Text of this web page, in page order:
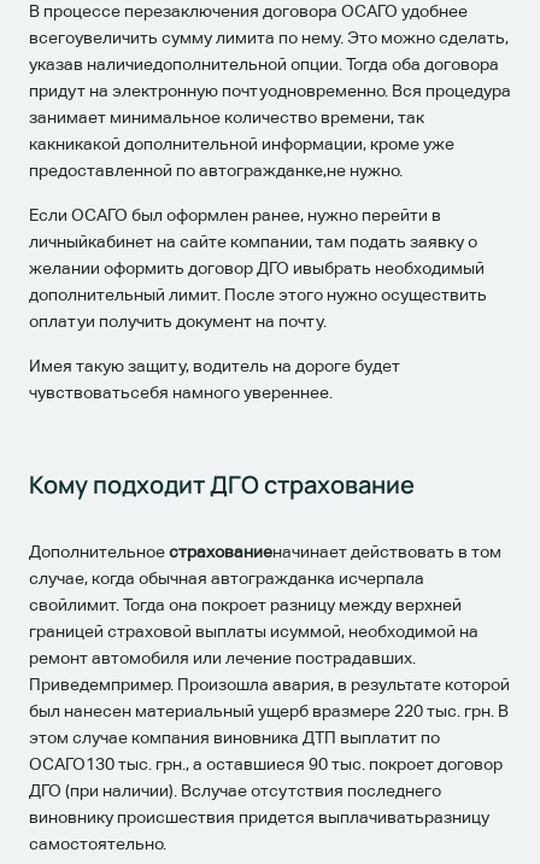
В процессе перезаключения договора ОСАГО удобнее
всегоувеличить сумму лимита по нему. Это можно сделать,
указав наличиедополнительной опции. Тогда оба договора
придут на электронную почтуодновременно. Вся процедура
занимает минимальное количество времени, так
какникакой дополнительной информации, кроме уже
предоставленной по автогражданке,не нужно.
Если ОСАГО был оформлен ранее, нужно перейти в
личныйкабинет на сайте компании, там подать заявку о
желании оформить договор ДГО ивыбрать необходимый
дополнительный лимит. После этого нужно осуществить
оплатуи получить документ на почту.
Имея такую защиту, водитель на дороге будет
чувствоватьсебя намного увереннее.
Кому подходит ДГО страхование
Дополнительноестрахованиеначинает действовать в том
случае, когда обычная автогражданка исчерпала
свойлимит. Тогда она покроет разницу между верхней
границей страховой выплаты исуммой, необходимой на
ремонт автомобиля или лечение пострадавших.
Приведемпример. Произошла авария, в результате которой
был нанесен материальный ущерб вразмере 220 тыс. грн. В
этом случае компания виновника ДТП выплатит по
ОСАГО130 тыс. грн., а оставшиеся 90 тыс. покроет договор
ДГО (при наличии). Вслучае отсутствия последнего
виновнику происшествия придется выплачиватьразницу
самостоятельно.